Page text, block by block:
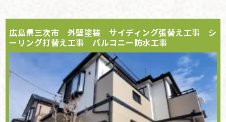
広島県三次市 外壁塗装 サイディング張替え工事 シ
ーリング打替え工事 バルコニー防水工事